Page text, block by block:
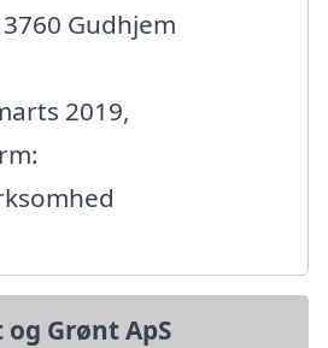
Gudhjem
2019,
Grønt ApS